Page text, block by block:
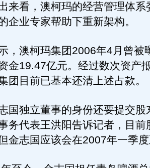
来看，澳柯玛的经营管理体系
企业专家帮助下重新架构。
澳柯玛集团2006年4月曾被
金19.47亿元。经过数次资产
团目前已基本还清上述占款。
独立董事的身份还要提交股
务代表王洪阳告诉记者，目前
金志国应该会在2007年一季